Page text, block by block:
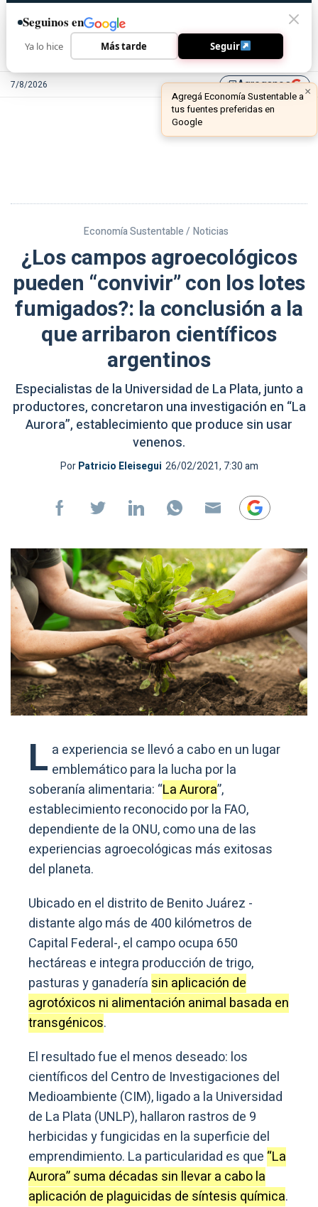
7/8/2026 library_addAgreganos
Economía Sustentable / Noticias
¿Los campos agroecológicos
pueden “convivir” con los lotes
fumigados?: la conclusión a la
que arribaron científicos
argentinos
Especialistas de la Universidad de La Plata, junto a
productores, concretaron una investigación en “La
Aurora”, establecimiento que produce sin usar
venenos.
PorPatricio Eleisegui 26/02/2021, 7:30 am
L a experiencia se llevó a cabo en un lugar
emblemático para la lucha por la
soberanía alimentaria: “La Aurora”,
establecimiento reconocido por la FAO,
dependiente de la ONU, como una de las
experiencias agroecológicas más exitosas
del planeta.
Ubicado en el distrito de Benito Juárez -
distante algo más de 400 kilómetros de
Capital Federal-, el campo ocupa 650
hectáreas e integra producción de trigo,
pasturas y ganadería sin aplicación de
agrotóxicos ni alimentación animal basada en
transgénicos.
El resultado fue el menos deseado: los
científicos del Centro de Investigaciones del
Medioambiente (CIM), ligado a la Universidad
de La Plata (UNLP), hallaron rastros de 9
herbicidas y fungicidas en la superficie del
emprendimiento. La particularidad es que “La
Aurora” suma décadas sin llevar a cabo la
aplicación de plaguicidas de síntesis química.
Seguinos en
Ya lo hice Más tarde Seguir